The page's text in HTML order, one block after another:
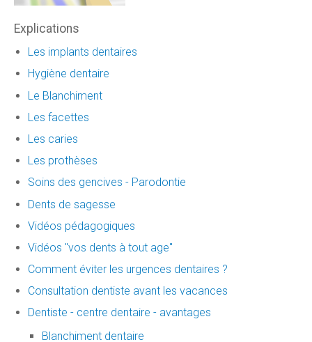
Explications
Les implants dentaires
Hygiène dentaire
Le Blanchiment
Les facettes
Les caries
Les prothèses
Soins des gencives - Parodontie
Dents de sagesse
Vidéos pédagogiques
Vidéos "vos dents à tout age"
Comment éviter les urgences dentaires ?
Consultation dentiste avant les vacances
Dentiste - centre dentaire - avantages
Blanchiment dentaire